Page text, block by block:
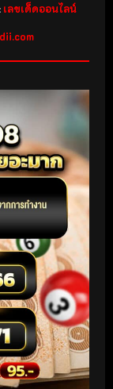
เลขเด็ดออนไลน์